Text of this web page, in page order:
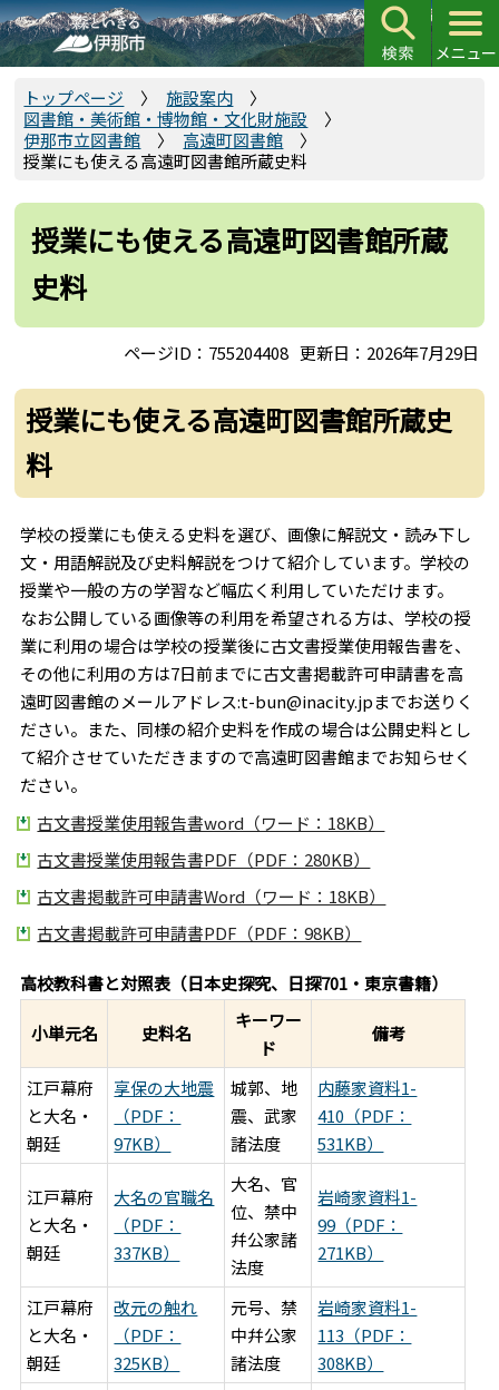
こ
の
ペ
頭
トップページ
施設案内
図書館・美術館・博物館・文化財施設
伊那市立図書館
高遠町図書館
授業にも使える高遠町図書館所蔵史料
授業にも使える高遠町図書館所蔵
史料
ページID：755204408 更新日：2026年7月29日
授業にも使える高遠町図書館所蔵史
料
学校の授業にも使える史料を選び、画像に解説文・読み下し
文・用語解説及び史料解説をつけて紹介しています。学校の
授業や一般の方の学習など幅広く利用していただけます。
なお公開している画像等の利用を希望される方は、学校の授
業に利用の場合は学校の授業後に古文書授業使用報告書を、
その他に利用の方は7日前までに古文書掲載許可申請書を高
遠町図書館のメールアドレス:t-bun@inacity.jpまでお送りく
ださい。また、同様の紹介史料を作成の場合は公開史料とし
て紹介させていただきますので高遠町図書館までお知らせく
ださい。
古文書授業使用報告書word（ワード：18KB）
古文書授業使用報告書PDF（PDF：280KB）
古文書掲載許可申請書Word（ワード：18KB）
古文書掲載許可申請書PDF（PDF：98KB）
高校教科書と対照表（日本史探究、日探701・東京書籍）
小単元名 史料名
キーワー
ド
備考
江戸幕府
と大名・
朝廷
享保の大地震
（PDF：
97KB）
城郭、地
震、武家
諸法度
内藤家資料1-
410（PDF：
531KB）
江戸幕府
と大名・
朝廷
大名の官職名
（PDF：
337KB）
大名、官
位、禁中
幷公家諸
法度
岩崎家資料1-
99（PDF：
271KB）
江戸幕府
と大名・
朝廷
改元の触れ
（PDF：
325KB）
元号、禁
中幷公家
諸法度
岩崎家資料1-
113（PDF：
308KB）